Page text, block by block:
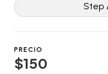
Step
PRECIO
$150